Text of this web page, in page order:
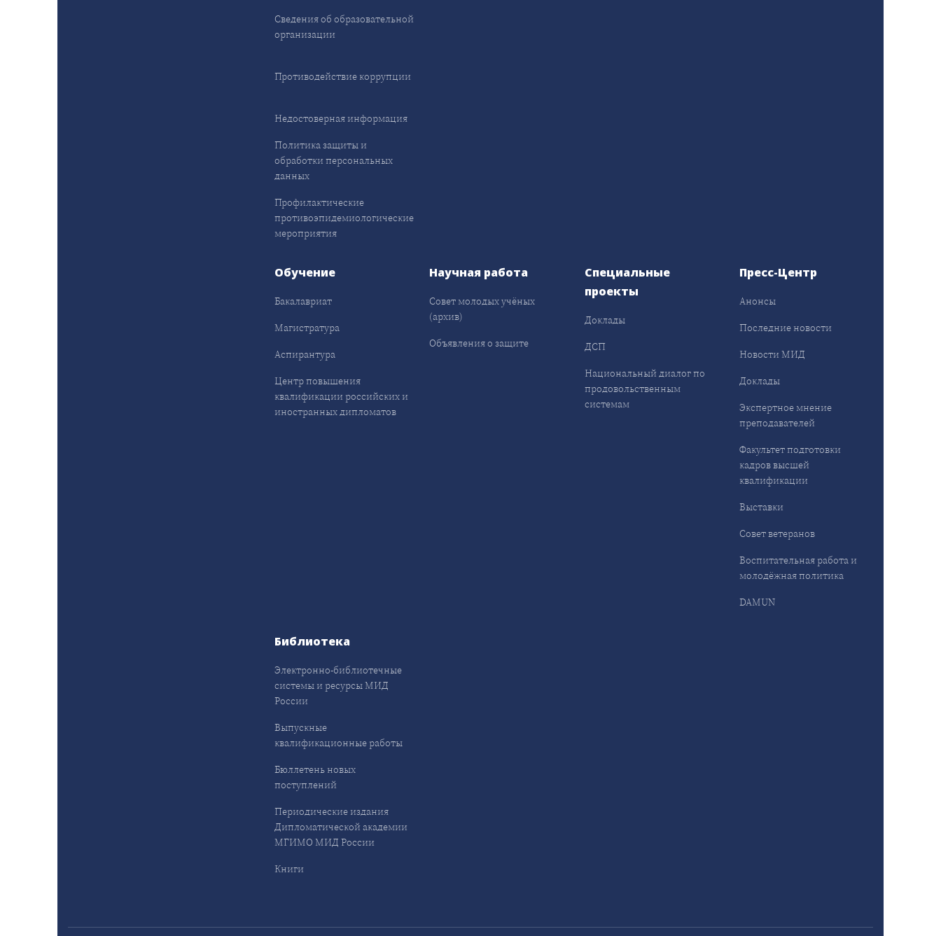
Сведения об образовательной
организации
Противодействие коррупции
Недостоверная информация
Политика защиты и
обработки персональных
данных
Профилактические
противоэпидемиологические
мероприятия
Обучение
Бакалавриат
Магистратура
Аспирантура
Центр повышения
квалификации российских и
иностранных дипломатов
Научная работа
Совет молодых учёных
(архив)
Объявления о защите
Специальные
проекты
Доклады
ДСП
Национальный диалог по
продовольственным
системам
Пресс-Центр
Анонсы
Последние новости
Новости МИД
Доклады
Экспертное мнение
преподавателей
Факультет подготовки
кадров высшей
квалификации
Выставки
Совет ветеранов
Воспитательная работа и
молодёжная политика
DAMUN
Библиотека
Электронно-библиотечные
системы и ресурсы МИД
России
Выпускные
квалификационные работы
Бюллетень новых
поступлений
Периодические издания
Дипломатической академии
МГИМО МИД России
Книги